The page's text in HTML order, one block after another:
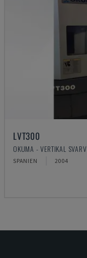
LVT300
OKUMA - VERTIKAL SVARV
SPANIEN 2004